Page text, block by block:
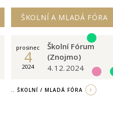
ŠKOLNÍ A MLADÁ FÓRA
prosinec
4
2024
Školní Fórum
(Znojmo)
4. 12. 2024
.. ŠKOLNÍ / MLADÁ FÓRA